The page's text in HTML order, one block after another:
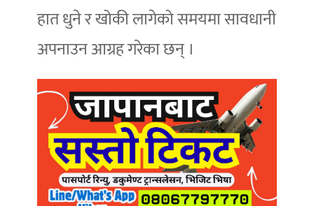
हात धुने र खोकी लागेको समयमा सावधानी
अपनाउन आग्रह गरेका छन् ।